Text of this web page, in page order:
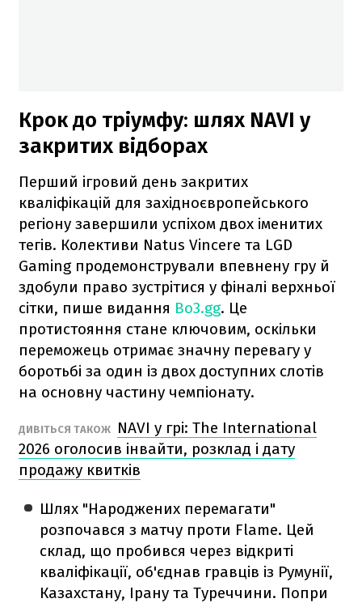
Крок до тріумфу: шлях NAVI у
закритих відборах
Перший ігровий день закритих
кваліфікацій для західноєвропейського
регіону завершили успіхом двох іменитих
тегів. Колективи Natus Vincere та LGD
Gaming продемонстрували впевнену гру й
здобули право зустрітися у фіналі верхньої
сітки, пише видання Bo3.gg. Це
протистояння стане ключовим, оскільки
переможець отримає значну перевагу у
боротьбі за один із двох доступних слотів
на основну частину чемпіонату.
ДИВІТЬСЯ ТАКОЖ
NAVI у грі: The International
2026 оголосив інвайти, розклад і дату
продажу квитків
Шлях "Народжених перемагати"
розпочався з матчу проти Flame. Цей
склад, що пробився через відкриті
кваліфікації, об'єднав гравців із Румунії,
Казахстану, Ірану та Туреччини. Попри